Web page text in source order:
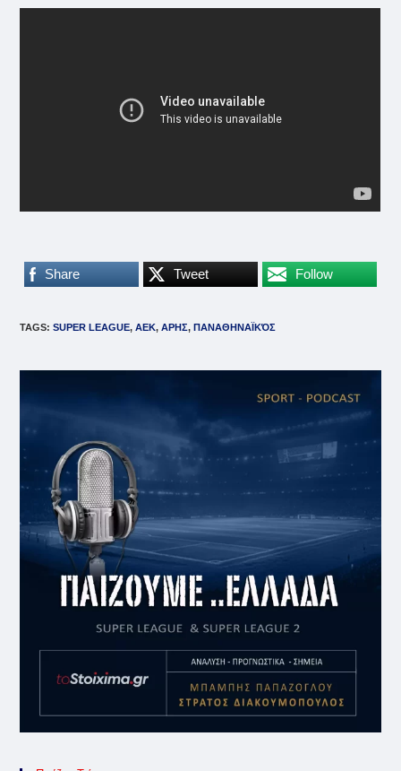
Share Tweet Follow
TAGS:SUPER LEAGUE, ΑΕΚ, ΑΡΗΣ, ΠΑΝΑΘΗΝΑΪΚΌΣ